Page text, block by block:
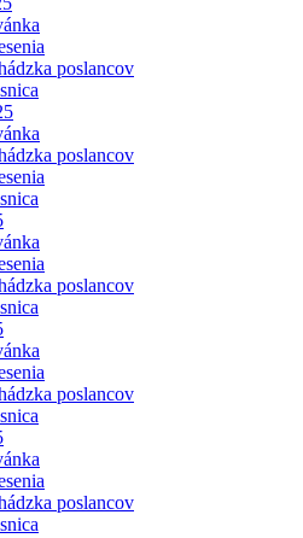
poslancov
poslancov
poslancov
poslancov
poslancov